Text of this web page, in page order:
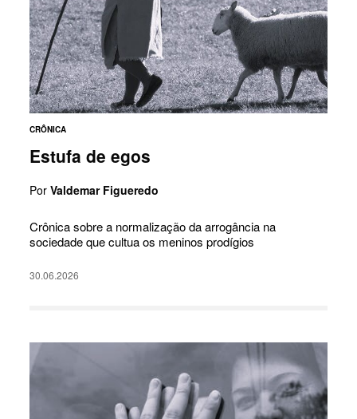
CRÔNICA
Estufa de egos
PorValdemar Figueredo
Crônica sobre a normalização da arrogância na
sociedade que cultua os meninos prodígios
30.06.2026